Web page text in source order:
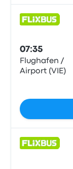
07:35
Flughafen /
Airport (VIE)